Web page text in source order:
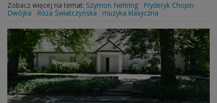
Zobacz więcej na temat: Szymon Nehring
Fryderyk Chopin
Dwójka
Róża Światczyńska muzyka klasyczna